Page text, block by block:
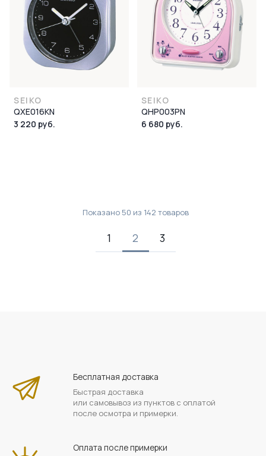
SEIKO
QXE016KN
3 220 руб.
SEIKO
QHP003PN
6 680 руб.
Показано 50 из 142 товаров
1 2 3
Бесплатная доставка
Быстрая доставка
или самовывоз из пунктов с оплатой
после осмотра и примерки.
Оплата после примерки